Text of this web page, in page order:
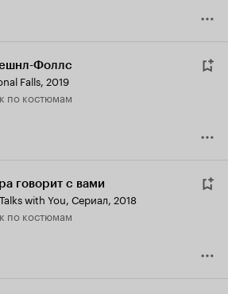
Фоллс
Falls, 2019
по костюмам
говорит с вами
with You, Сериал, 2018
по костюмам